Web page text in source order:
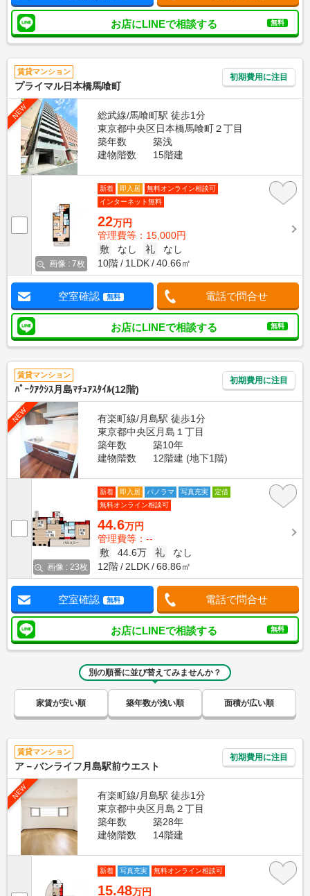
お店にLINEで相談する 無料
賃貸マンション
プライマル日本橋馬喰町
初期費用に注目
NEW
総武線/馬喰町駅 徒歩1分
東京都中央区日本橋馬喰町２丁目
築年数
築浅
建物階数
15階建
画像 : 7枚
新着 即入居
無料オンライン相談可
インターネット無料
22万円
管理費等：15,000円
敷
なし 礼
なし
10階
1LDK 40.66㎡
空室確認 無料 電話で問合せ
お店にLINEで相談する 無料
賃貸マンション
ﾊﾟｰｸｱｸｼｽ月島ﾏﾁｭｱｽﾀｲﾙ(12階)
初期費用に注目
NEW
有楽町線/月島駅 徒歩1分
東京都中央区月島１丁目
築年数
築10年
建物階数
12階建 (地下1階)
画像 : 23枚
新着 即入居 パノラマ 写真充実
定借
無料オンライン相談可
44.6万円
管理費等：--
敷
44.6万 礼
なし
12階
2LDK 68.86㎡
空室確認 無料 電話で問合せ
お店にLINEで相談する 無料
別の順番に並び替えてみませんか？
家賃が安い順 築年数が浅い順 面積が広い順
賃貸マンション
ア－バンライフ月島駅前ウエスト
初期費用に注目
NEW
有楽町線/月島駅 徒歩1分
東京都中央区月島２丁目
築年数
築28年
建物階数
14階建
新着 写真充実 無料オンライン相談可
15.48万円